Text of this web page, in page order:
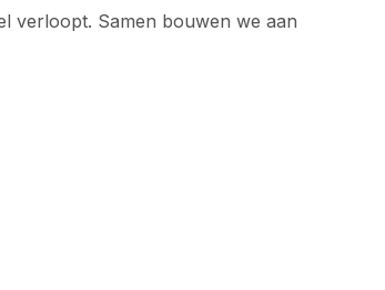
verloopt. Samen bouwen we aan